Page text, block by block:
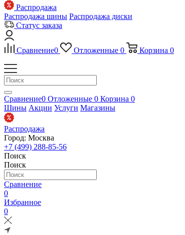
Распродажа
Распродажа шины Распродажа диски
Статус заказа
Сравнение0 Отложенные 0 Корзина 0
Сравнение0 Отложенные 0 Корзина 0
Шины Акции Услуги Магазины
Распродажа
Город: Москва
+7 (499) 288-85-56
Поиск
Поиск
Сравнение
0
Избранное
0